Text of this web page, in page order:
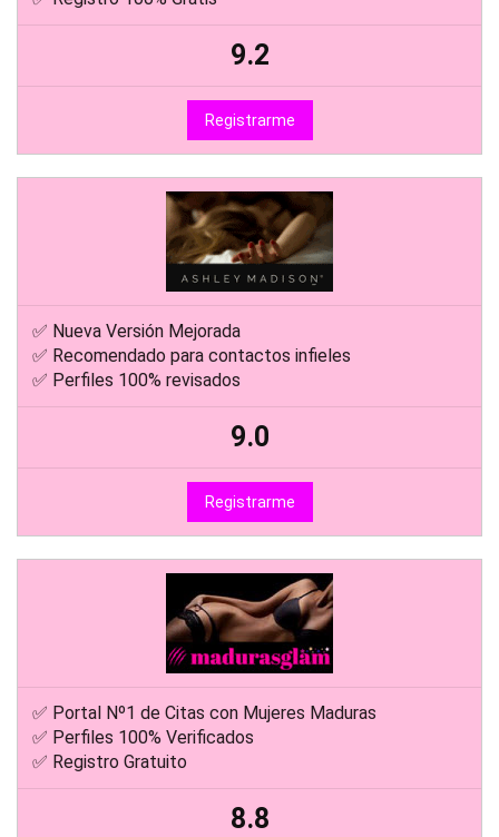
9.2
Registrarme
✅ Nueva Versión Mejorada
✅ Recomendado para contactos infieles
✅ Perfiles 100% revisados
9.0
Registrarme
✅ Portal Nº1 de Citas con Mujeres Maduras
✅ Perfiles 100% Verificados
✅ Registro Gratuito
8.8